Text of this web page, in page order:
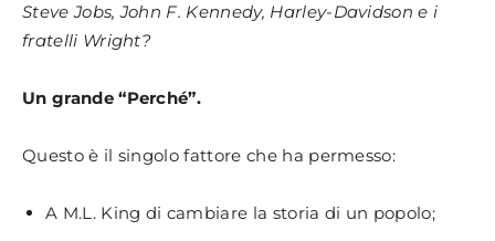
Steve Jobs, John F. Kennedy, Harley-Davidson e i
fratelli Wright?
Un grande “Perché”.
Questo è il singolo fattore che ha permesso:
A M.L. King di cambiare la storia di un popolo;